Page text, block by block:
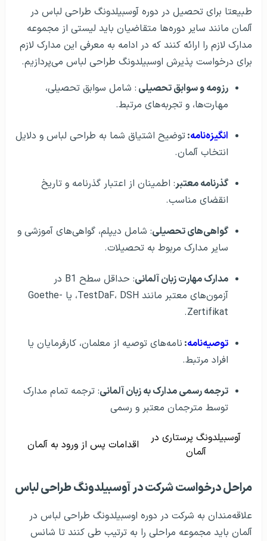
طبیعتا برای تحصیل در دوره آوسبیلدونگ طراحی لباس در
آلمان مانند سایر دوره‌ها متقاضیان باید لیستی از مجموعه
مدارک لازم را ارائه کنند که در ادامه به معرفی این مدارک لازم
برای درخواست پذیرش اوسبیلدونگ طراحی لباس می‌پردازیم.
رزومه و سوابق تحصیلی : شامل سوابق تحصیلی،
مهارت‌ها، و تجربه‌های مرتبط.
انگیزه‌نامه:توضیح اشتیاق شما به طراحی لباس و دلایل
انتخاب آلمان.
گذرنامه معتبر: اطمینان از اعتبار گذرنامه و تاریخ
انقضای مناسب.
گواهی‌های تحصیلی: شامل دیپلم، گواهی‌های آموزشی و
سایر مدارک مربوط به تحصیلات.
مدارک مهارت زبان آلمانی
: حداقل سطح B1 در
آزمون‌های معتبر مانند TestDaF، DSH، یا Goethe-
Zertifikat.
توصیه‌نامه: نامه‌های توصیه از معلمان، کارفرمایان یا
افراد مرتبط.
ترجمه رسمی مدارک به زبان آلمانی: ترجمه تمام مدارک
توسط مترجمان معتبر و رسمی
آوسبیلدونگ پرستاری در
آلمان
اقدامات پس از ورود به آلمان
مراحل درخواست شرکت در آوسبیلدونگ طراحی لباس
علاقه‌مندان به شرکت در دوره اوسبیلدونگ طراحی لباس در
آلمان باید مجموعه مراحلی را به ترتیب طی کنند تا شانس